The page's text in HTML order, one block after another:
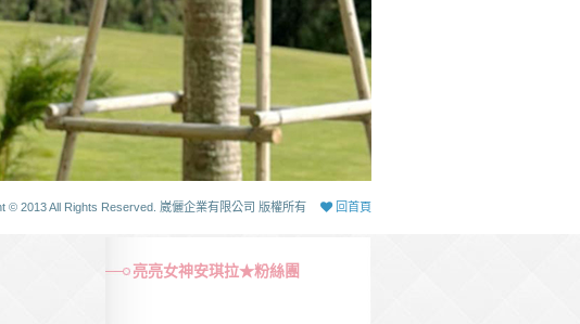
© 2013 All Rights Reserved. 崴儷企業有限公司 版權所有 回首頁
亮亮女神安琪拉★粉絲團